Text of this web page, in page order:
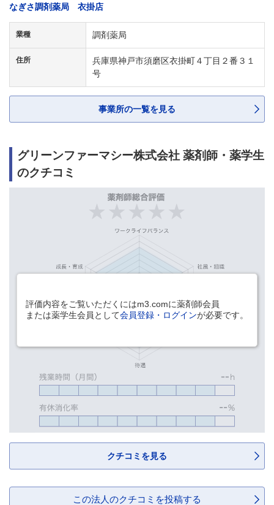
なぎさ調剤薬局 衣掛店
業種 調剤薬局
住所
兵庫県神戸市須磨区衣掛町４丁目２番３１
号
事業所の一覧を見る
グリーンファーマシー株式会社 薬剤師・薬学生
のクチコミ
評価内容をご覧いただくにはm3.comに薬剤師会員
または薬学生会員として会員登録・ログインが必要です。
クチコミを見る
この法人のクチコミを投稿する